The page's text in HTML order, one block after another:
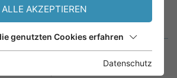
Hormon)
ALLE AKZEPTIEREN
genutzten Cookies erfahren
Datenschutz